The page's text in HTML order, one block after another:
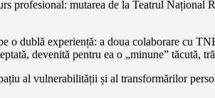
profesional: mutarea de la Teatrul
o dublă experiență: a doua colaborare cu
devenită pentru ea o „minune” tăcută,
al vulnerabilității și al transformărilor